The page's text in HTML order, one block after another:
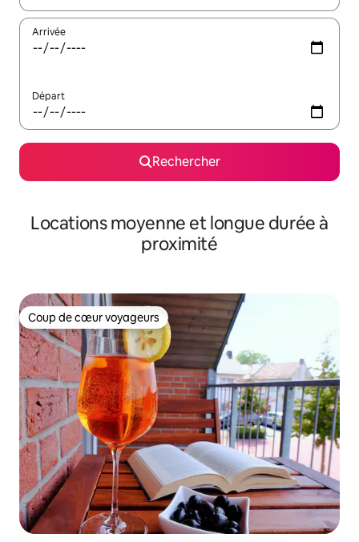
Arrivée
Départ
Rechercher
Locations moyenne et longue durée à
proximité
Coup de cœur voyageurs
Coup de cœur voyageurs